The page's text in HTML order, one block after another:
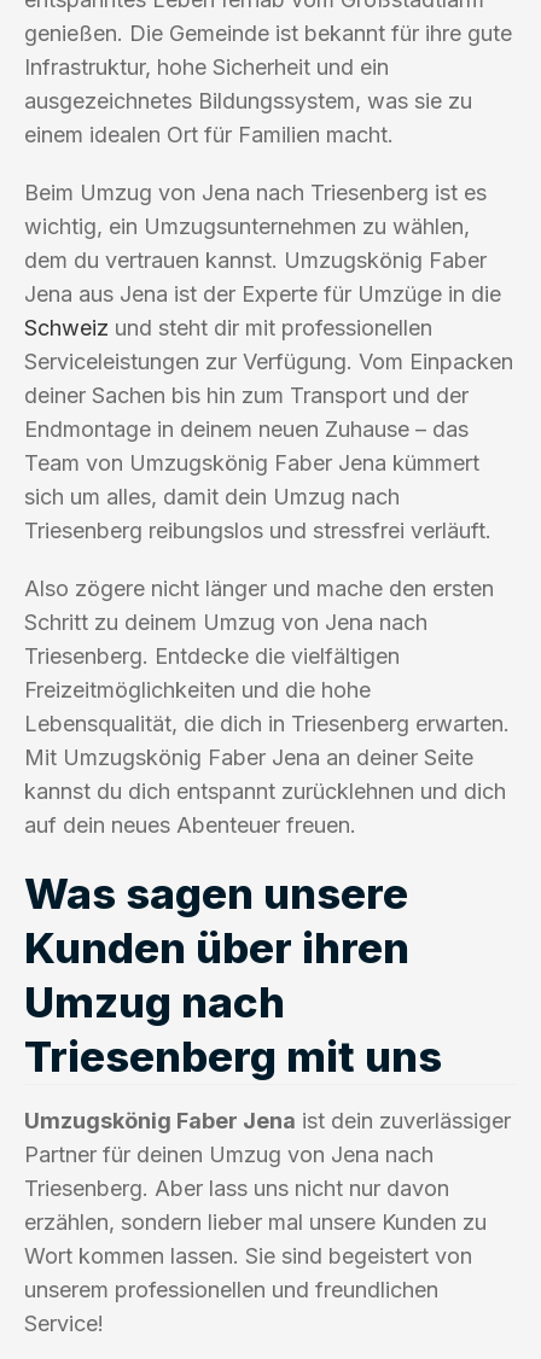
genießen. Die Gemeinde ist bekannt für ihre gute
Infrastruktur, hohe Sicherheit und ein
ausgezeichnetes Bildungssystem, was sie zu
einem idealen Ort für Familien macht.
Beim Umzug von Jena nach Triesenberg ist es
wichtig, ein Umzugsunternehmen zu wählen,
dem du vertrauen kannst. Umzugskönig Faber
Jena aus Jena ist der Experte für Umzüge in die
Schweiz und steht dir mit professionellen
Serviceleistungen zur Verfügung. Vom Einpacken
deiner Sachen bis hin zum Transport und der
Endmontage in deinem neuen Zuhause – das
Team von Umzugskönig Faber Jena kümmert
sich um alles, damit dein Umzug nach
Triesenberg reibungslos und stressfrei verläuft.
Also zögere nicht länger und mache den ersten
Schritt zu deinem Umzug von Jena nach
Triesenberg. Entdecke die vielfältigen
Freizeitmöglichkeiten und die hohe
Lebensqualität, die dich in Triesenberg erwarten.
Mit Umzugskönig Faber Jena an deiner Seite
kannst du dich entspannt zurücklehnen und dich
auf dein neues Abenteuer freuen.
Was sagen unsere
Kunden über ihren
Umzug nach
Triesenberg mit uns
Umzugskönig Faber Jena ist dein zuverlässiger
Partner für deinen Umzug von Jena nach
Triesenberg. Aber lass uns nicht nur davon
erzählen, sondern lieber mal unsere Kunden zu
Wort kommen lassen. Sie sind begeistert von
unserem professionellen und freundlichen
Service!